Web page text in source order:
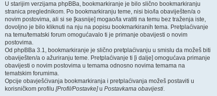
U starijim verzijama phpBBa, bookmarkiranje je bilo slično bookmarkiranju
stranica preglednikom. Po bookmarkiranju teme, nisi bio/la obaviješten/a o
novim postovima, ali si se [kasnije] mogao/la vratiti na temu bez traženja iste,
dovoljno je bilo kliknuti na nju na popisu bookmarkiranih tema. Pretplaćivanje
na temu/tematski forum omogućavalo ti je primanje obavijesti o novim
postovima.
Od phpBBa 3.1, bookmarkiranje je slično pretplaćivanju u smislu da možeš biti
obaviješten/a o ažuriranju teme. Pretplaćivanje ti [i dalje] omogućava primanje
obavijesti o novim postovima u temama odnosno novima temama na
tematskim forumima.
Opcije obavješćivanja bookmarkiranja i pretplaćivanja možeš postaviti u
korisničkom profilu [Profil/Postavke]u Postavkama obavijesti.